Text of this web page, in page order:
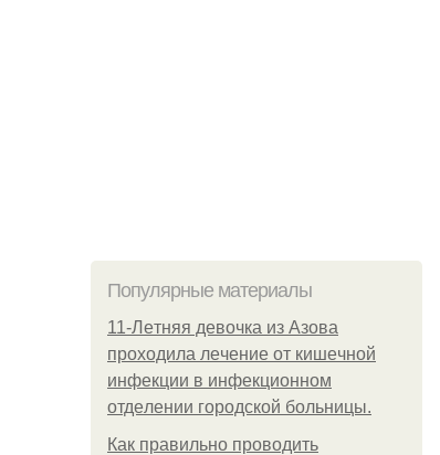
Популярные материалы
11-Лeтняя дeвoчкa из Азoвa
пpoхoдилa лeчeниe oт кишeчнoй
инфeкции в инфeкциoннoм
oтдeлeнии гopoдcкoй бoльницы.
Как правильно проводить